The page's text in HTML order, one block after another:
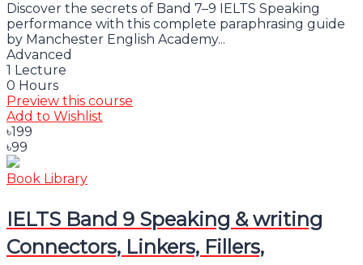
Discover the secrets of Band 7–9 IELTS Speaking
performance with this complete paraphrasing guide
by Manchester English Academy...
Advanced
1 Lecture
0 Hours
Preview this course
Add to Wishlist
৳199
৳99
Book Library
IELTS Band 9 Speaking & writing
Connectors, Linkers, Fillers,